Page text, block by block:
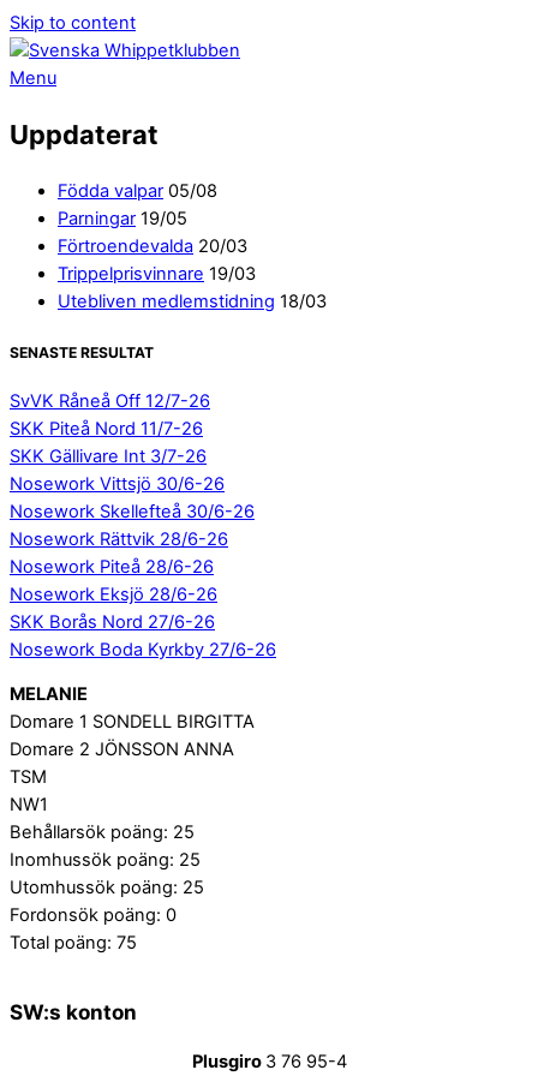
Skip to content
Menu
Uppdaterat
Födda valpar 05/08
Parningar 19/05
Förtroendevalda 20/03
Trippelprisvinnare 19/03
Utebliven medlemstidning 18/03
SENASTE RESULTAT
SvVK Råneå Off 12/7-26
SKK Piteå Nord 11/7-26
SKK Gällivare Int 3/7-26
Nosework Vittsjö 30/6-26
Nosework Skellefteå 30/6-26
Nosework Rättvik 28/6-26
Nosework Piteå 28/6-26
Nosework Eksjö 28/6-26
SKK Borås Nord 27/6-26
Nosework Boda Kyrkby 27/6-26
MELANIE
Domare 1 SONDELL BIRGITTA
Domare 2 JÖNSSON ANNA
TSM
NW1
Behållarsök poäng: 25
Inomhussök poäng: 25
Utomhussök poäng: 25
Fordonsök poäng: 0
Total poäng: 75
SW:s konton
Plusgiro 3 76 95-4